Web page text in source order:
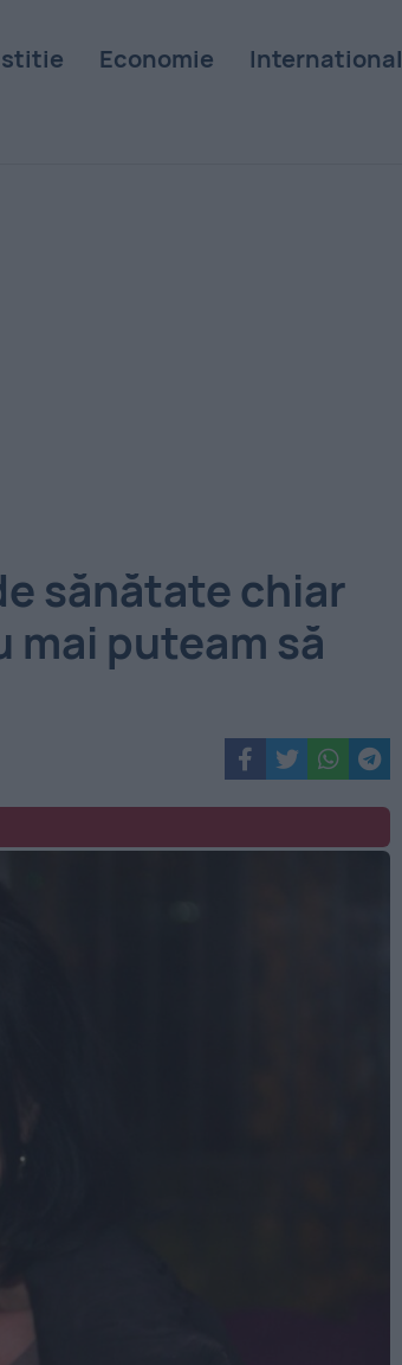
Economie International
sănătate chiar
mai puteam să